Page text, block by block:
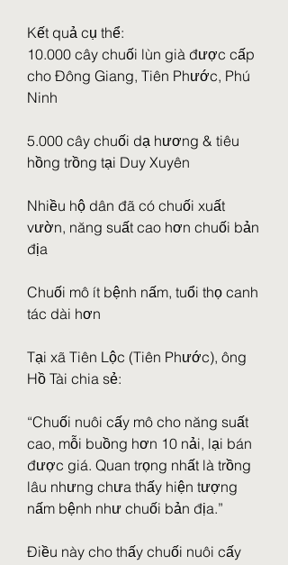
Kết quả cụ thể:
10.000 cây chuối lùn già được cấp
cho Đông Giang, Tiên Phước, Phú
Ninh
5.000 cây chuối dạ hương & tiêu
hồng trồng tại Duy Xuyên
Nhiều hộ dân đã có chuối xuất
vườn, năng suất cao hơn chuối bản
địa
Chuối mô ít bệnh nấm, tuổi thọ canh
tác dài hơn
Tại xã Tiên Lộc (Tiên Phước), ông
Hồ Tài chia sẻ:
“Chuối nuôi cấy mô cho năng suất
cao, mỗi buồng hơn 10 nải, lại bán
được giá. Quan trọng nhất là trồng
lâu nhưng chưa thấy hiện tượng
nấm bệnh như chuối bản địa.”
Điều này cho thấy chuối nuôi cấy